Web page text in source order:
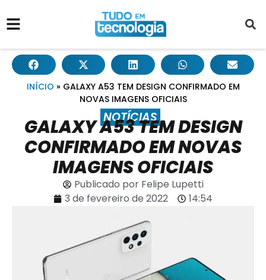
INÍCIO » GALAXY A53 TEM DESIGN CONFIRMADO EM
NOVAS IMAGENS OFICIAIS
NOTÍCIAS
GALAXY A53 TEM DESIGN
CONFIRMADO EM NOVAS
IMAGENS OFICIAIS
Publicado porFelipe Lupetti
3 de fevereiro de 2022
14:54